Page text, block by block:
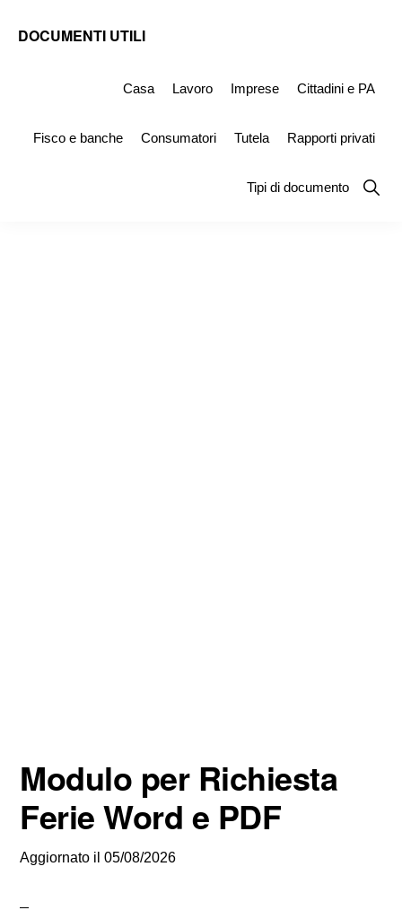
DOCUMENTI UTILI
Simile
Casa Lavoro Imprese Cittadini e PA
Fisco e banche Consumatori Tutela Rapporti privati
Tipi di documento
Show
Modulo per Richiesta
Ferie Word e PDF
Aggiornato il05/08/2026